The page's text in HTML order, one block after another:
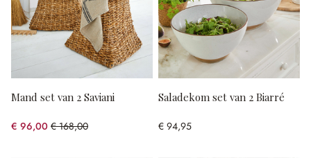
Mand set van 2 Saviani
€ 96,00 € 168,00
(42.86% gespart)
Saladekom set van 2 Biarré
€ 94,95